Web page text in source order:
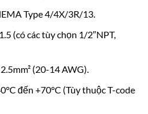
Type 4/4X/3R/13.
(có các tùy chọn 1/2″NPT,
(20-14 AWG).
đến +70°C (Tùy thuộc T-code